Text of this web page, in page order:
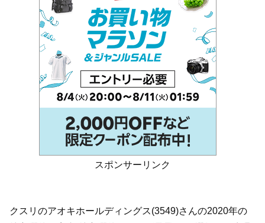
スポンサーリンク
クスリのアオキホールディングス(3549)さんの2020年の